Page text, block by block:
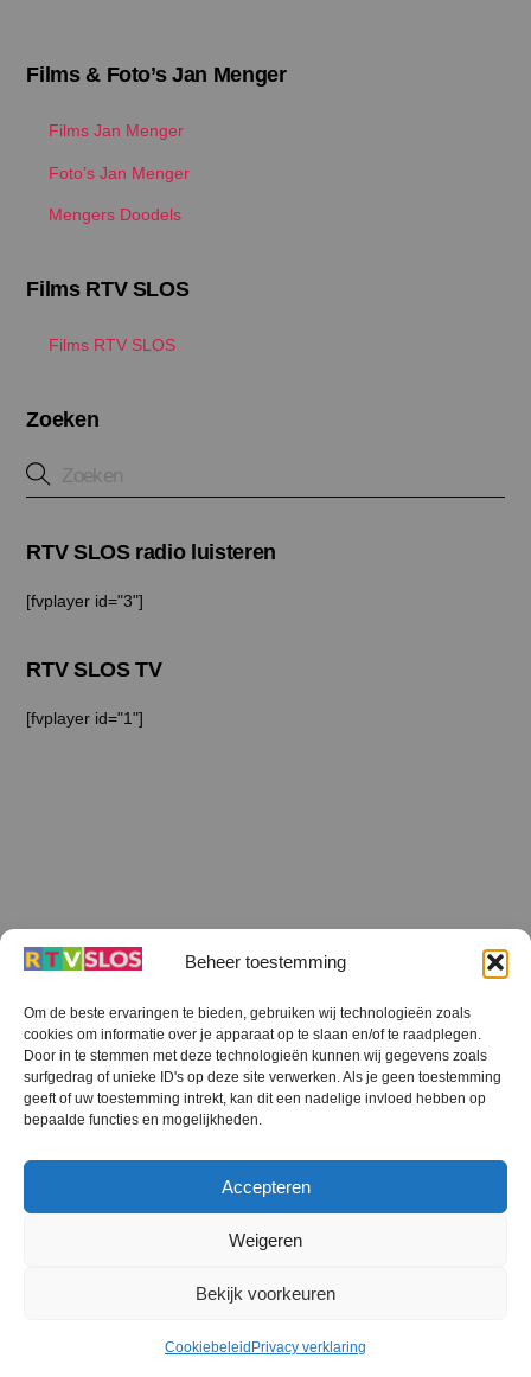
Beheer toestemming
Om de beste ervaringen te bieden, gebruiken wij technologieën zoals
cookies om informatie over je apparaat op te slaan en/of te raadplegen.
Door in te stemmen met deze technologieën kunnen wij gegevens zoals
surfgedrag of unieke ID's op deze site verwerken. Als je geen toestemming
geeft of uw toestemming intrekt, kan dit een nadelige invloed hebben op
bepaalde functies en mogelijkheden.
Accepteren
Weigeren
Bekijk voorkeuren
Cookiebeleid Privacy verklaring
Films & Foto’s Jan Menger
Films Jan Menger
Foto’s Jan Menger
Mengers Doodels
Films RTV SLOS
Films RTV SLOS
Zoeken
RTV SLOS radio luisteren
[fvplayer id="3"]
RTV SLOS TV
[fvplayer id="1"]
Terug
naar
boven
RTV SLOS
RTV SLOS ANBI